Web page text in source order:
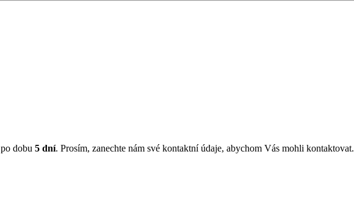
dobu 5 dní. Prosím, zanechte nám své kontaktní údaje, abychom Vás mohli kontaktovat.